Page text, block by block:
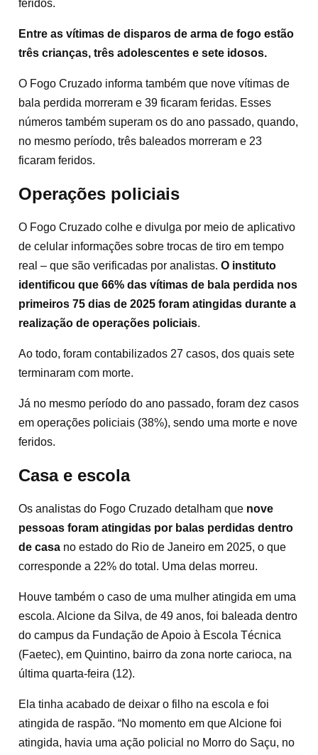
feridos.
Entre as vítimas de disparos de arma de fogo estão
três crianças, três adolescentes e sete idosos.
O Fogo Cruzado informa também que nove vítimas de
bala perdida morreram e 39 ficaram feridas. Esses
números também superam os do ano passado, quando,
no mesmo período, três baleados morreram e 23
ficaram feridos.
Operações policiais
O Fogo Cruzado colhe e divulga por meio de aplicativo
de celular informações sobre trocas de tiro em tempo
real – que são verificadas por analistas. O instituto
identificou que 66% das vítimas de bala perdida nos
primeiros 75 dias de 2025 foram atingidas durante a
realização de operações policiais.
Ao todo, foram contabilizados 27 casos, dos quais sete
terminaram com morte.
Já no mesmo período do ano passado, foram dez casos
em operações policiais (38%), sendo uma morte e nove
feridos.
Casa e escola
Os analistas do Fogo Cruzado detalham que nove
pessoas foram atingidas por balas perdidas dentro
de casa no estado do Rio de Janeiro em 2025, o que
corresponde a 22% do total. Uma delas morreu.
Houve também o caso de uma mulher atingida em uma
escola. Alcione da Silva, de 49 anos, foi baleada dentro
do campus da Fundação de Apoio à Escola Técnica
(Faetec), em Quintino, bairro da zona norte carioca, na
última quarta-feira (12).
Ela tinha acabado de deixar o filho na escola e foi
atingida de raspão. “No momento em que Alcione foi
atingida, havia uma ação policial no Morro do Saçu, no